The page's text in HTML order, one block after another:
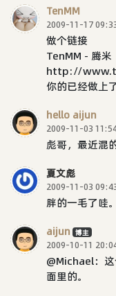
TenMM
2009-11-17
做个链接
TenMM - 腾米
http://
你的已经做上
hello aijun
2009-11-03
彪哥，最近混
夏文彪
2009-11-03
胖的一毛了哇。
aijun 博主
2009-10-11
@Michael：
面里的。